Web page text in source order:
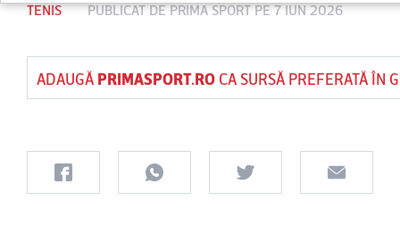
TENIS PUBLICAT DEPRIMA SPORTPE 7 IUN 2026
ADAUGĂ PRIMASPORT.ROCA SURSĂ PREFERATĂ ÎN